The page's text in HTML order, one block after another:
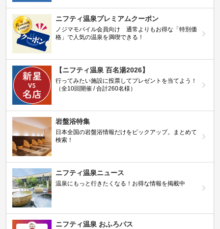
ニフティ温泉プレミアムクーポン
ノジマモバイル会員向け 通常よりもお得な「特別価
格」で人気の温泉を満喫できる！
【ニフティ温泉 百名湯2026】
行ってみたい施設に投票してプレゼントを当てよう！
（全10回開催 / 合計260名様）
岩盤浴特集
日本全国の岩盤浴情報だけをピックアップ。まとめて
検索！
ニフティ温泉ニュース
温泉にもっと行きたくなる！お得な情報を掲載中
ニフティ温泉 おふろパス